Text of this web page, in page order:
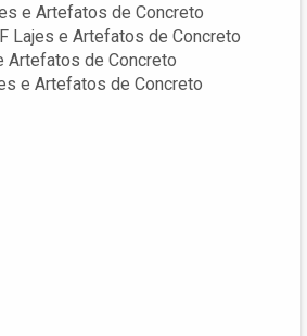
e Artefatos de Concreto
Lajes e Artefatos de Concreto
Artefatos de Concreto
e Artefatos de Concreto